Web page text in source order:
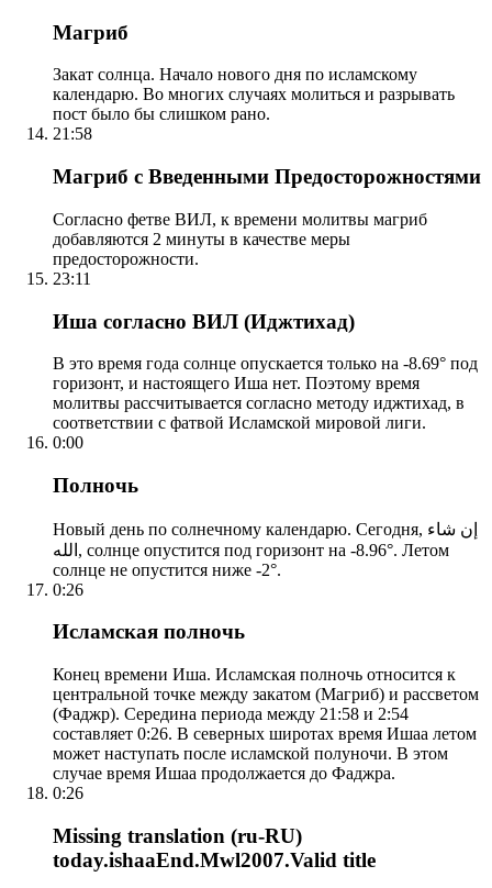
Магриб
Закат солнца. Начало нового дня по исламскому
календарю. Во многих случаях молиться и разрывать
пост было бы слишком рано.
21:58
Магриб с Введенными Предосторожностями
Согласно фетве ВИЛ, к времени молитвы магриб
добавляются 2 минуты в качестве меры
предосторожности.
23:11
Иша согласно ВИЛ (Иджтихад)
В это время года солнце опускается только на -8.69° под
горизонт, и настоящего Иша нет. Поэтому время
молитвы рассчитывается согласно методу иджтихад, в
соответствии с фатвой Исламской мировой лиги.
0:00
Полночь
Новый день по солнечному календарю. Сегодня, إن شاء
الله, солнце опустится под горизонт на -8.96°. Летом
солнце не опустится ниже -2°.
0:26
Исламская полночь
Конец времени Иша. Исламская полночь относится к
центральной точке между закатом (Магриб) и рассветом
(Фаджр). Середина периода между 21:58 и 2:54
составляет 0:26. В северных широтах время Ишаа летом
может наступать после исламской полуночи. В этом
случае время Ишаа продолжается до Фаджра.
0:26
Missing translation (ru-RU)
today.ishaaEnd.Mwl2007.Valid title